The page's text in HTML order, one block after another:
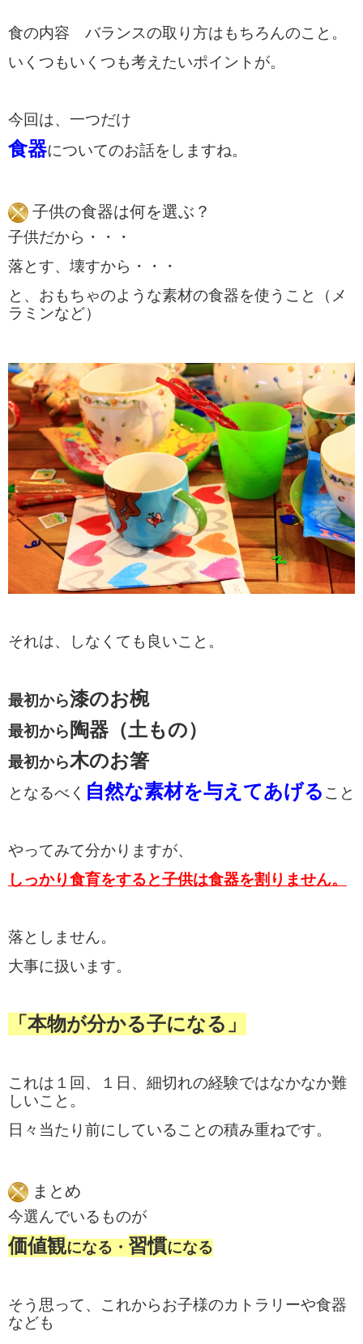
食の内容 バランスの取り方はもちろんのこと。
いくつもいくつも考えたいポイントが。
今回は、一つだけ
食器についてのお話をしますね。
子供の食器は何を選ぶ？
子供だから・・・
落とす、壊すから・・・
と、 おもちゃのような素材の食器を使うこと（メ
ラミンなど）
それは、しなくても良いこと。
最初から漆のお椀
最初から 陶器（土もの）
最初から木のお箸
となるべく 自然な素材を与えてあげる こと
やってみて分かりますが、
しっかり食育をすると子供は食器を割りません。
落としません。
大事に扱います。
「本物が分かる子になる」
これは１回、１日、 細切れの経験ではなかなか難
しいこと。
日々当たり前にしていることの積み重ねです。
まとめ
今選んでいるものが
価値観になる・ 習慣になる
そう思って、これからお子様のカトラリーや食器
なども